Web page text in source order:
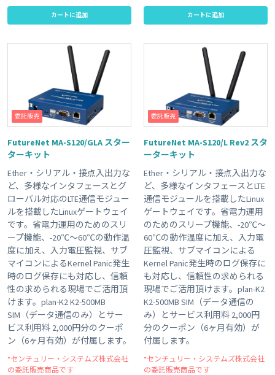
カートに追加 カートに追加
委託販売
FutureNet MA-S120/GLA スター
ターキット
Ether・シリアル・接点入出力な
ど、多様なインタフェースとグ
ローバル対応のLTE通信モジュー
ルを搭載したLinuxゲートウェイ
です。省電力運用のためのスリ
ープ機能、-20℃～60℃の動作温
度に加え、入力電圧監視、サブ
マイコンによるKernel Panic発生
時のログ保存にも対応し、信頼
性の求められる現場でご活用頂
けます。plan-K2 K2-500MB
SIM（データ通信のみ）とサー
ビス利用料 2,000円分のクーポ
ン（6ヶ月有効）が付属します。
*センチュリー・システムズ株式会社
の委託販売商品です
委託販売
FutureNet MA-S120/L Rev2 スタ
ーターキット
Ether・シリアル・接点入出力な
ど、多様なインタフェースとLTE
通信モジュールを搭載したLinux
ゲートウェイです。省電力運用
のためのスリープ機能、-20℃～
60℃の動作温度に加え、入力電
圧監視、サブマイコンによる
Kernel Panic発生時のログ保存に
も対応し、信頼性の求められる
現場でご活用頂けます。plan-K2
K2-500MB SIM（データ通信の
み）とサービス利用料 2,000円
分のクーポン（6ヶ月有効）が
付属します。
*センチュリー・システムズ株式会社
の委託販売商品です